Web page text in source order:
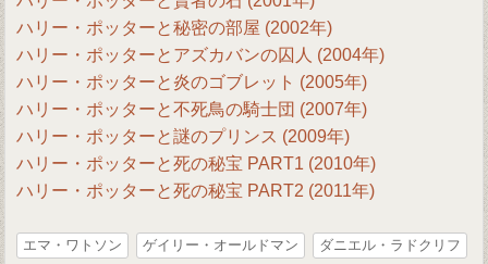
ハリー・ポッターと秘密の部屋 (2002年)
ハリー・ポッターとアズカバンの囚人 (2004年)
ハリー・ポッターと炎のゴブレット (2005年)
ハリー・ポッターと不死鳥の騎士団 (2007年)
ハリー・ポッターと謎のプリンス (2009年)
ハリー・ポッターと死の秘宝 PART1 (2010年)
ハリー・ポッターと死の秘宝 PART2 (2011年)
エマ・ワトソン ゲイリー・オールドマン ダニエル・ラドクリフ